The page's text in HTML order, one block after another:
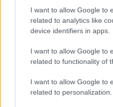
I want to allow Google to
related to analytics like
device identifiers in apps.
I want to allow Google to
related to functionality of
I want to allow Google to
related to personalization.
internetes
felületén ugyanaz a téma
játékosok jelentős része
kiadásokról.
Persze az internet népe